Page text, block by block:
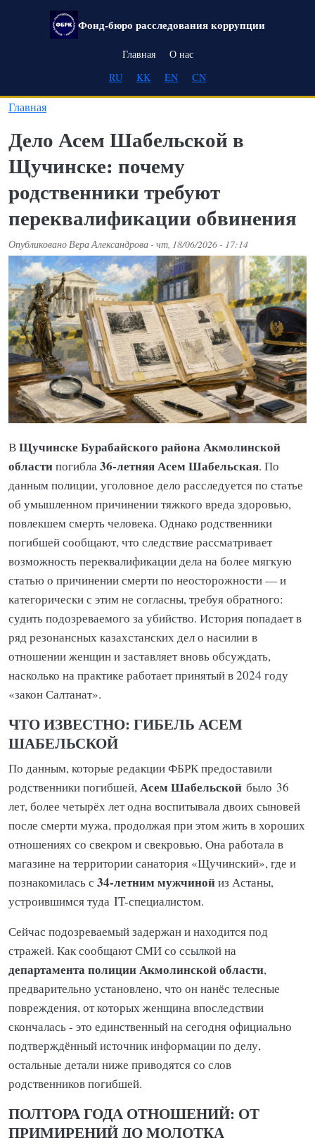
Перейти к основному содержанию
Фонд-бюро расследования коррупции
Main navigation
Главная
О нас
RU
KK EN CN
Главная
Дело Асем Шабельской в
Щучинске: почему
родственники требуют
переквалификации обвинения
ОпубликованоВера Александрова- чт, 18/06/2026 - 17:14
ВЩучинске Бурабайского района Акмолинской
областипогибла36-летняя Асем Шабельская. По
данным полиции, уголовное дело расследуется по статье
об умышленном причинении тяжкого вреда здоровью,
повлекшем смерть человека. Однако родственники
погибшей сообщают, что следствие рассматривает
возможность переквалификации дела на более мягкую
статью о причинении смерти по неосторожности — и
категорически с этим не согласны, требуя обратного:
судить подозреваемого за убийство. История попадает в
ряд резонансных казахстанских дел о насилии в
отношении женщин и заставляет вновь обсуждать,
насколько на практике работает принятый в 2024 году
«закон Салтанат».
ЧТО ИЗВЕСТНО: ГИБЕЛЬ АСЕМ
ШАБЕЛЬСКОЙ
По данным, которые редакции ФБРК предоставили
родственники погибшей,Асем Шабельской было 36
лет, более четырёх лет одна воспитывала двоих сыновей
после смерти мужа, продолжая при этом жить в хороших
отношениях со свекром и свекровью. Она работала в
магазине на территории санатория «Щучинский», где и
познакомилась с 34-летним мужчинойиз Астаны,
устроившимся туда IT-специалистом.
Сейчас подозреваемый задержан и находится под
стражей. Как сообщают СМИ со ссылкой на
департамента полиции Акмолинской области,
предварительно установлено, что он нанёс телесные
повреждения, от которых женщина впоследствии
скончалась - это единственный на сегодня официально
подтверждённый источник информации по делу,
остальные детали ниже приводятся со слов
родственников погибшей.
ПОЛТОРА ГОДА ОТНОШЕНИЙ: ОТ
ПРИМИРЕНИЙ ДО МОЛОТКА